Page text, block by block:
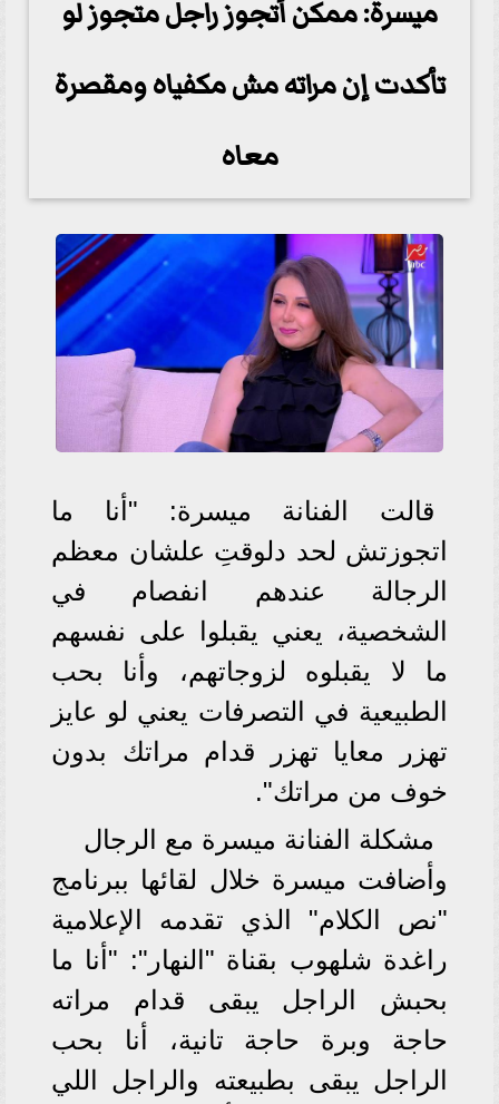
ميسرة: ممكن أتجوز راجل متجوز لو
تأكدت إن مراته مش مكفياه ومقصرة
معاه
قالت الفنانة ميسرة: "أنا ما
اتجوزتش لحد دلوقتِ علشان معظم
الرجالة عندهم انفصام في
الشخصية، يعني يقبلوا على نفسهم
ما لا يقبلوه لزوجاتهم، وأنا بحب
الطبيعية في التصرفات يعني لو عايز
تهزر معايا تهزر قدام مراتك بدون
خوف من مراتك".
مشكلة الفنانة ميسرة مع الرجال
وأضافت ميسرة خلال لقائها ببرنامج
"نص الكلام" الذي تقدمه الإعلامية
راغدة شلهوب بقناة "النهار": "أنا ما
بحبش الراجل يبقى قدام مراته
حاجة وبرة حاجة تانية، أنا بحب
الراجل يبقى بطبيعته والراجل اللي